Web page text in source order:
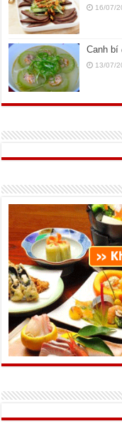
16/07/
Canh bí
13/07/